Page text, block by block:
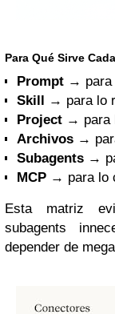
Para Qué Sirve
Prompt → para
Skill → para lo
Project → para
Archivos →
Subagents →
MCP → para lo
Esta matriz
subagents
depender de